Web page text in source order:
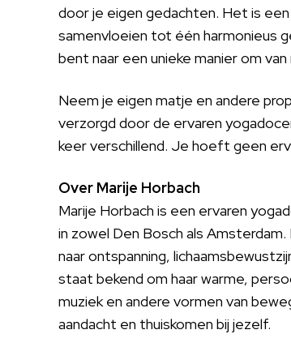
door je eigen gedachten. Het is een
samenvloeien tot één harmonieus
bent naar een unieke manier om
Neem je eigen matje en andere
verzorgd door de ervaren
keer verschillend. Je hoeft geen
Over Marije Horbach
Marije Horbach is een ervaren
in zowel Den Bosch als
naar ontspanning,
staat bekend om haar warme,
muziek en andere vormen van
aandacht en thuiskomen bij jezelf.